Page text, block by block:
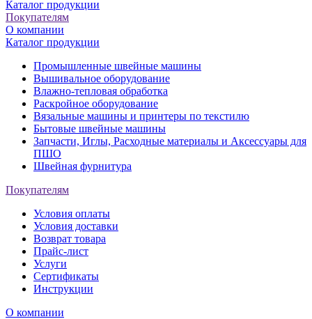
Каталог продукции
Покупателям
О компании
Каталог продукции
Промышленные швейные машины
Вышивальное оборудование
Влажно-тепловая обработка
Раскройное оборудование
Вязальные машины и принтеры по текстилю
Бытовые швейные машины
Запчасти, Иглы, Расходные материалы и Аксессуары для
ПШО
Швейная фурнитура
Покупателям
Условия оплаты
Условия доставки
Возврат товара
Прайс-лист
Услуги
Сертификаты
Инструкции
О компании